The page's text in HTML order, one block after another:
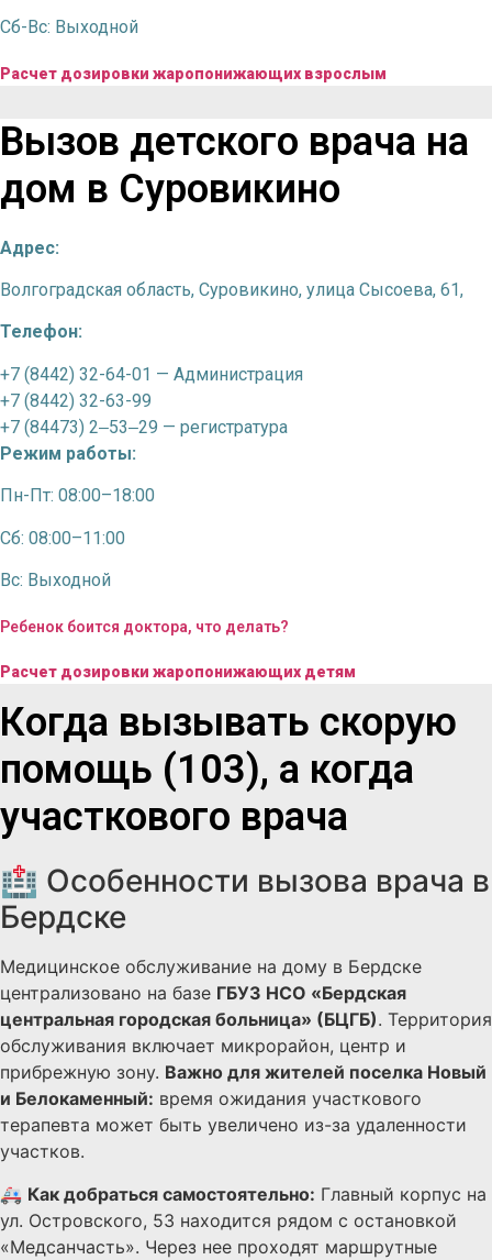
Сб-Вс: Выходной
Расчет дозировки жаропонижающих взрослым
Вызов детского врача на
дом в Суровикино
Адрес:
Волгоградская область, Суровикино, улица Сысоева, 61,
Телефон:
+7 (8442) 32-64-01 — Администрация
+7 (8442) 32-63-99
+7 (84473) 2‒53‒29 — регистратура
Режим работы:
Пн-Пт: 08:00–18:00
Сб: 08:00–11:00
Вс: Выходной
Ребенок боится доктора, что делать?
Расчет дозировки жаропонижающих детям
Когда вызывать скорую
помощь (103), а когда
участкового врача
🏥 Особенности вызова врача в
Бердске
Медицинское обслуживание на дому в Бердске
централизовано на базе ГБУЗ НСО «Бердская
центральная городская больница» (БЦГБ). Территория
обслуживания включает микрорайон, центр и
прибрежную зону. Важно для жителей поселка Новый
и Белокаменный: время ожидания участкового
терапевта может быть увеличено из-за удаленности
участков.
🚑 Как добраться самостоятельно: Главный корпус на
ул. Островского, 53 находится рядом с остановкой
«Медсанчасть». Через нее проходят маршрутные